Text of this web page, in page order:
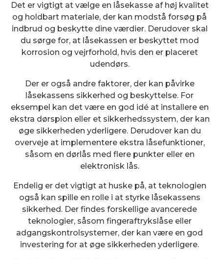
Det er vigtigt at vælge en låsekasse af høj kvalitet
og holdbart materiale, der kan modstå forsøg på
indbrud og beskytte dine værdier. Derudover skal
du sørge for, at låsekassen er beskyttet mod
korrosion og vejrforhold, hvis den er placeret
udendørs.
Der er også andre faktorer, der kan påvirke
låsekassens sikkerhed og beskyttelse. For
eksempel kan det være en god idé at installere en
ekstra dørspion eller et sikkerhedssystem, der kan
øge sikkerheden yderligere. Derudover kan du
overveje at implementere ekstra låsefunktioner,
såsom en dørlås med flere punkter eller en
elektronisk lås.
Endelig er det vigtigt at huske på, at teknologien
også kan spille en rolle i at styrke låsekassens
sikkerhed. Der findes forskellige avancerede
teknologier, såsom fingeraftrykslåse eller
adgangskontrolsystemer, der kan være en god
investering for at øge sikkerheden yderligere.